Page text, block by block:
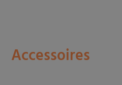
Accessoires